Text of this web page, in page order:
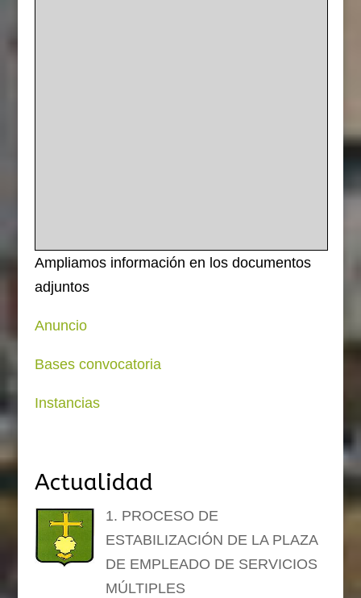
Ampliamos información en los documentos
adjuntos
Anuncio
Bases convocatoria
Instancias
Actualidad
1. PROCESO DE
ESTABILIZACIÓN DE LA PLAZA
DE EMPLEADO DE SERVICIOS
MÚLTIPLES